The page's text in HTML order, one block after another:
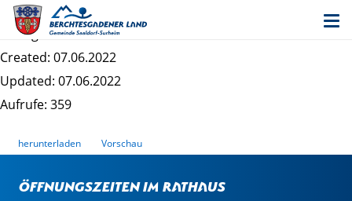
Entwurf Bebauungsplan "Am Bauhof" - Satzung
Dateigrösse: 2.27 MB
Created: 07.06.2022
Updated: 07.06.2022
Aufrufe: 359
herunterladen Vorschau
Öffnungszeiten im Rathaus